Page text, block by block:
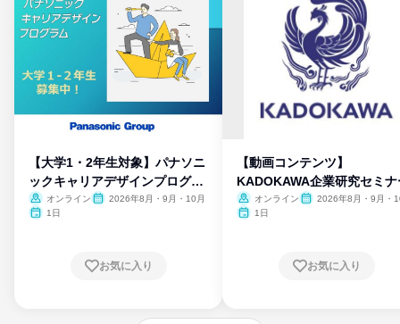
【大学1・2年生対象】パナソニ
ックキャリアデザインプログラ
ム
オンライン
2026年8月・9月・10月
1日
お気に入り
【動画コンテンツ】
KADOKAWA企業研究セミナ
オンライン
2026年8月・9月・
1日
お気に入り